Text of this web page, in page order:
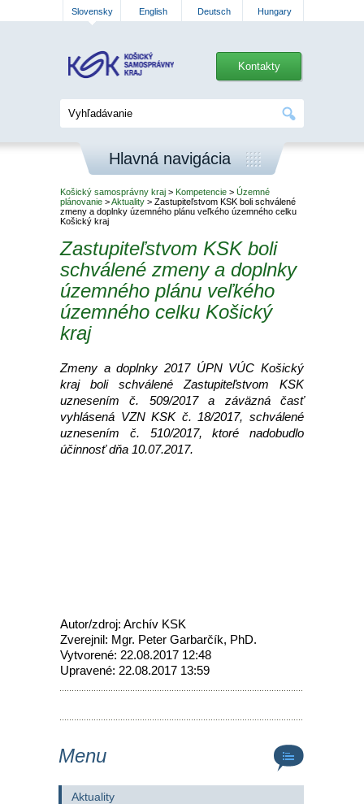
Slovensky English Deutsch Hungary
Kontakty
Hlavná navigácia
Košický samosprávny kraj > Kompetencie > Územné
plánovanie >Aktuality > Zastupiteľstvom KSK boli schválené
zmeny a doplnky územného plánu veľkého územného celku
Košický kraj
Zastupiteľstvom KSK boli
schválené zmeny a doplnky
územného plánu veľkého
územného celku Košický
kraj
Zmeny a doplnky 2017 ÚPN VÚC Košický
kraj boli schválené Zastupiteľstvom KSK
uznesením č. 509/2017 a záväzná časť
vyhlásená VZN KSK č. 18/2017, schválené
uznesením č. 510/2017, ktoré nadobudlo
účinnosť dňa 10.07.2017.
Autor/zdroj: Archív KSK
Zverejnil: Mgr. Peter Garbarčík, PhD.
Vytvorené: 22.08.2017 12:48
Upravené: 22.08.2017 13:59
Menu
Aktuality